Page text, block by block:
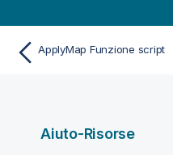
ApplyMap Funzione script
Aiuto-Risorse